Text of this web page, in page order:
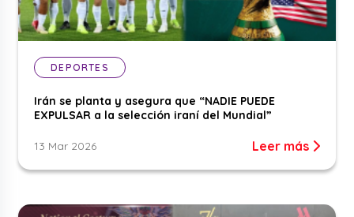
DEPORTES
Irán se planta y asegura que “NADIE PUEDE
EXPULSAR a la selección iraní del Mundial”
13 Mar 2026 Leer más